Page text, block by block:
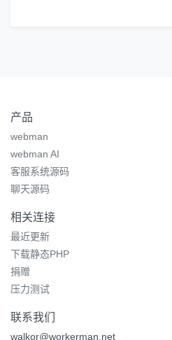
产品
webman
webman AI
客服系统源码
聊天源码
相关连接
最近更新
下载静态PHP
捐赠
压力测试
联系我们
walkor@workerman.net